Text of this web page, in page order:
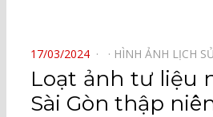
POSTED
ON
17/03/2024 HÌNH ẢNH LỊCH
Loạt ảnh tư liệu
Sài Gòn thập